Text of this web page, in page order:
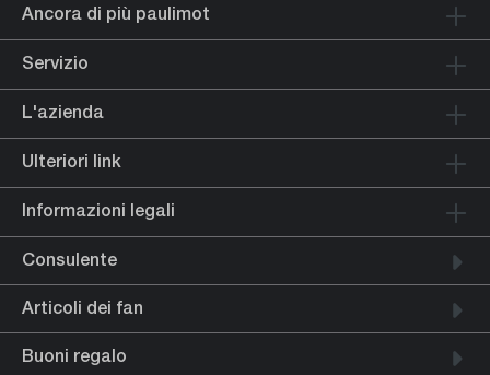
Ancora di più paulimot
Servizio
L'azienda
Ulteriori link
Informazioni legali
Consulente
Articoli dei fan
Buoni regalo